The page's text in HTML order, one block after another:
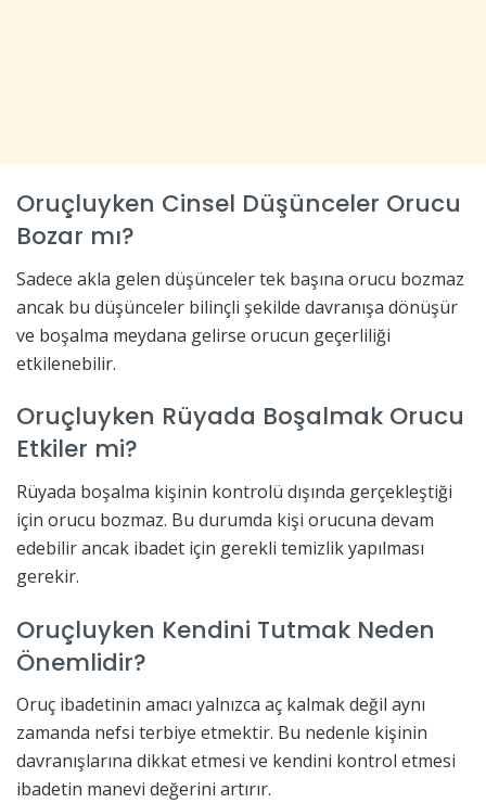
Oruçluyken Cinsel Düşünceler Orucu
Bozar mı?
Sadece akla gelen düşünceler tek başına orucu bozmaz
ancak bu düşünceler bilinçli şekilde davranışa dönüşür
ve boşalma meydana gelirse orucun geçerliliği
etkilenebilir.
Oruçluyken Rüyada Boşalmak Orucu
Etkiler mi?
Rüyada boşalma kişinin kontrolü dışında gerçekleştiği
için orucu bozmaz. Bu durumda kişi orucuna devam
edebilir ancak ibadet için gerekli temizlik yapılması
gerekir.
Oruçluyken Kendini Tutmak Neden
Önemlidir?
Oruç ibadetinin amacı yalnızca aç kalmak değil aynı
zamanda nefsi terbiye etmektir. Bu nedenle kişinin
davranışlarına dikkat etmesi ve kendini kontrol etmesi
ibadetin manevi değerini artırır.